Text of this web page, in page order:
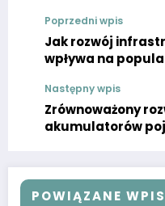
Poprzedni wpis
Jak rozwój
wpływa na
Następny wpis
Zrównoważony
akumulatorów
POWIĄZANE